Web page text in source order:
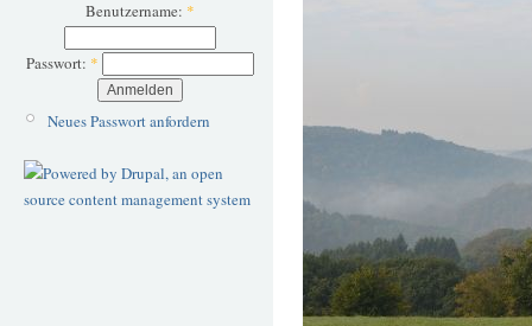
Benutzername: *
Passwort: *
Neues Passwort anfordern